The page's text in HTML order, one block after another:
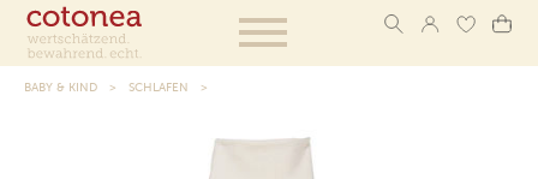
BABY & KIND SCHLAFEN